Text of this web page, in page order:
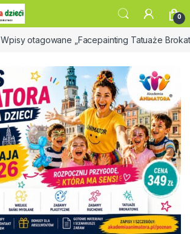
0
Wpisy otagowane „Facepainting Tatuaże